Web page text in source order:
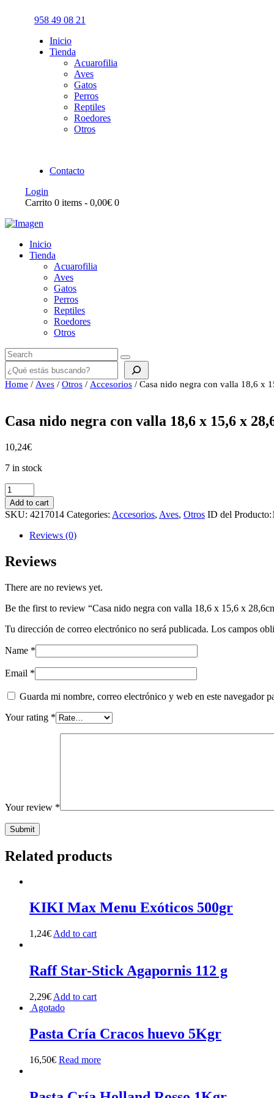
958 49 08 21
Inicio
Tienda
Acuarofilia
Aves
Gatos
Perros
Reptiles
Roedores
Otros
Contacto
Login
Carrito 0 items - 0,00€ 0
Inicio
Tienda
Acuarofilia
Aves
Gatos
Perros
Reptiles
Roedores
Otros
Buscar
Home / Aves / Otros / Accesorios / Casa nido negra con valla 18,6 x
Casa nido negra con valla 18,6 x 15,6 x
10,24€
7 in stock
Casa
nido
negra
con
valla
x
15,6
28,6cm
Add to cart
SKU: 4217014 Categories: Accesorios, Aves, Otros ID del Producto:
Reviews (0)
Reviews
There are no reviews yet.
Be the first to review “Casa nido negra con valla 18,6 x 15,6 x
Tu dirección de correo electrónico no será publicada. Los campos
Name *
Email *
Guarda mi nombre, correo electrónico y web en este navegador
Your rating *
Your review *
Related products
KIKI Max Menu Exóticos 500gr
1,24€ Add to cart
Raff Star-Stick Agapornis 112 g
2,29€ Add to cart
Agotado
Pasta Cría Cracos huevo 5Kgr
16,50€ Read more